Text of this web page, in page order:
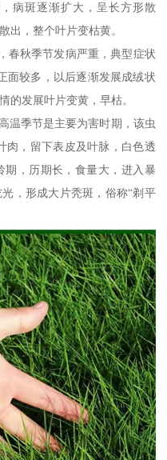
病斑逐渐扩大，呈长方形散
出，整个叶片变枯黄。
春秋季节发病严重，典型症状
面较多，以后逐渐发展成绒状
的发展叶片变黄，早枯。
温季节是主要为害时期，该虫
肉，留下表皮及叶脉，白色透
期，历期长，食量大，进入暴
，形成大片秃斑，俗称“剃平